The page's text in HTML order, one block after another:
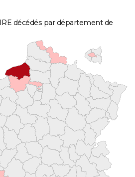
décédés par département de